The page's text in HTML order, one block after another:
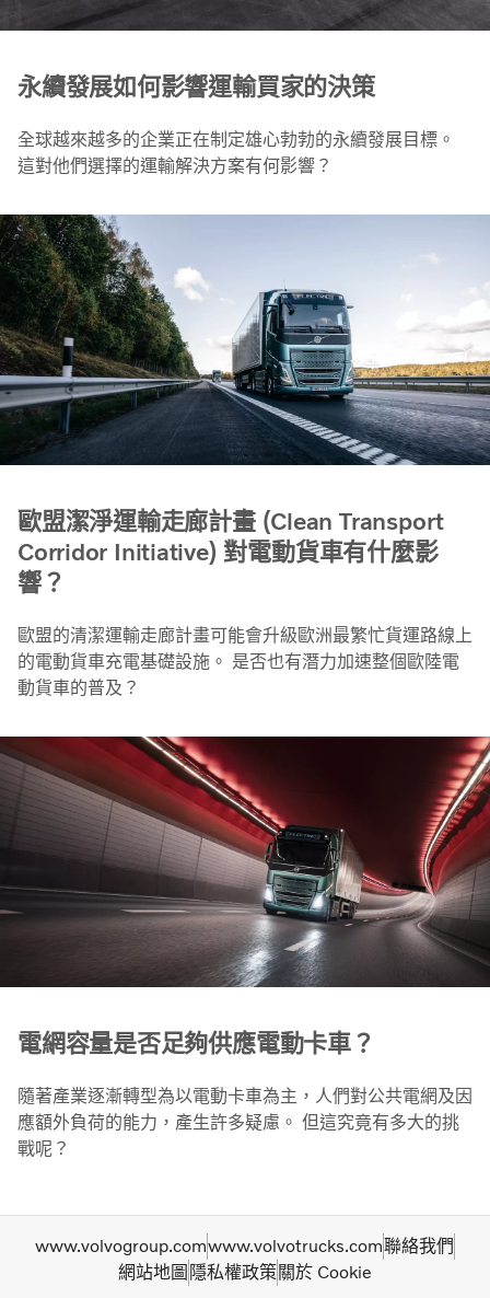
永續發展如何影響運輸買家的決策
全球越來越多的企業正在制定雄心勃勃的永續發展目標。
這對他們選擇的運輸解決方案有何影響？
歐盟潔淨運輸走廊計畫 (Clean Transport
Corridor Initiative) 對電動貨車有什麼影
響？
歐盟的清潔運輸走廊計畫可能會升級歐洲最繁忙貨運路線上
的電動貨車充電基礎設施。 是否也有潛力加速整個歐陸電
動貨車的普及？
電網容量是否足夠供應電動卡車？
隨著產業逐漸轉型為以電動卡車為主，人們對公共電網及因
應額外負荷的能力，產生許多疑慮。 但這究竟有多大的挑
戰呢？
www.volvogroup.comwww.volvotrucks.com聯絡我們
網站地圖 隱私權政策關於 Cookie